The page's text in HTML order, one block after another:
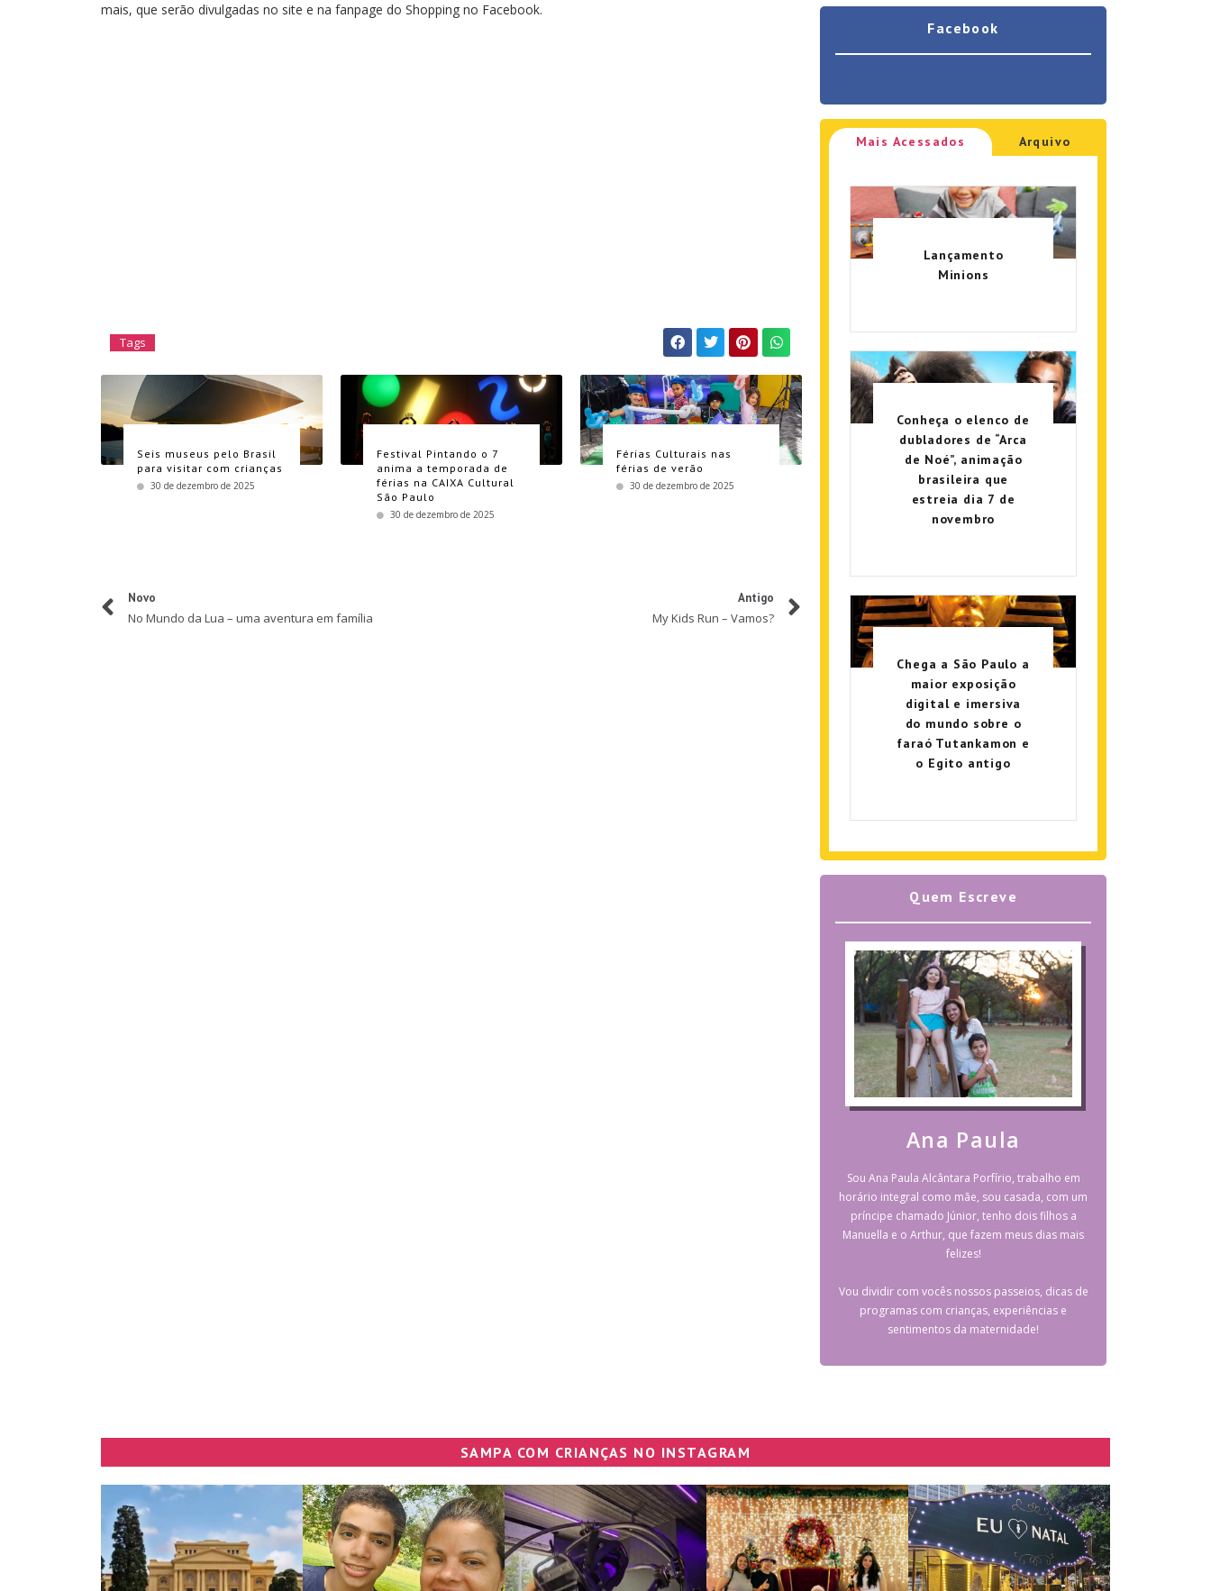
mais, que serão divulgadas no site e na fanpage do Shopping no Facebook.
Tags
Seis museus pelo Brasil
para visitar com crianças
30 de dezembro de 2025
Festival Pintando o 7
anima a temporada de
férias na CAIXA Cultural
São Paulo
30 de dezembro de 2025
Férias Culturais nas
férias de verão
30 de dezembro de 2025
Novo
No Mundo da Lua – uma aventura em família
Antigo
My Kids Run – Vamos?
Facebook
Mais Acessados Arquivo
Lançamento
Minions
Conheça o elenco de
dubladores de “Arca
de Noé”, animação
brasileira que
estreia dia 7 de
novembro
Chega a São Paulo a
maior exposição
digital e imersiva
do mundo sobre o
faraó Tutankamon e
o Egito antigo
Quem Escreve
Ana Paula
Sou Ana Paula Alcântara Porfírio, trabalho em
horário integral como mãe, sou casada, com um
príncipe chamado Júnior, tenho dois filhos a
Manuella e o Arthur, que fazem meus dias mais
felizes!
Vou dividir com vocês nossos passeios, dicas de
programas com crianças, experiências e
sentimentos da maternidade!
SAMPA COM CRIANÇAS NO INSTAGRAM